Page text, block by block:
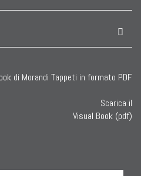
Scarica il
Visual Book (pdf)